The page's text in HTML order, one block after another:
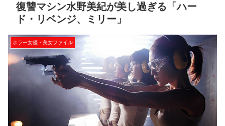
復讐マシン水野美紀が美し過ぎる「ハー
ド・リベンジ、ミリー」
ホラー女優・美女ファイル